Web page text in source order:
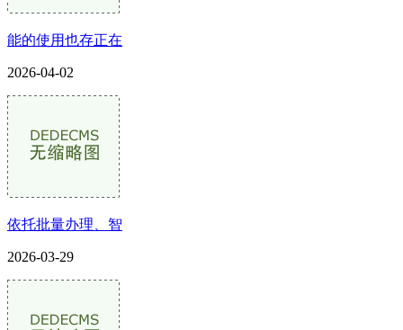
能的使用也存正在
2026-04-02
依托批量办理、智
2026-03-29